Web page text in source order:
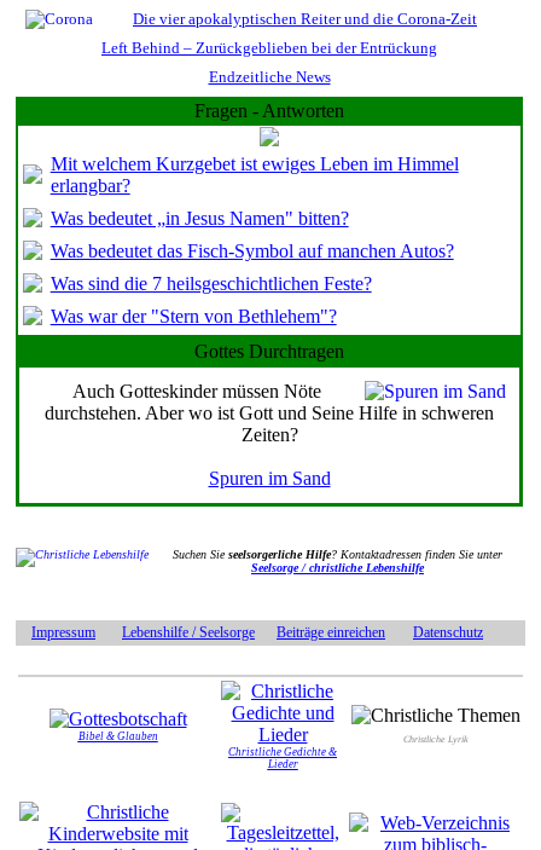
Die vier apokalyptischen Reiter und die Corona-Zeit
Left Behind – Zurückgeblieben bei der Entrückung
Endzeitliche News
Fragen - Antworten
Mit welchem Kurzgebet ist ewiges Leben im Himmel
erlangbar?
Was bedeutet „in Jesus Namen" bitten?
Was bedeutet das Fisch-Symbol auf manchen Autos?
Was sind die 7 heilsgeschichtlichen Feste?
Was war der "Stern von Bethlehem"?
Gottes Durchtragen
Auch Gotteskinder müssen Nöte
durchstehen. Aber wo ist Gott und Seine Hilfe in schweren
Zeiten?
Spuren im Sand
Suchen Sieseelsorgerliche Hilfe? Kontaktadressen finden Sie unter
Seelsorge / christliche Lebenshilfe
Impressum Lebenshilfe / Seelsorge Beiträge einreichen Datenschutz
Bibel & Glauben
Christliche Gedichte &
Lieder
Christliche Lyrik